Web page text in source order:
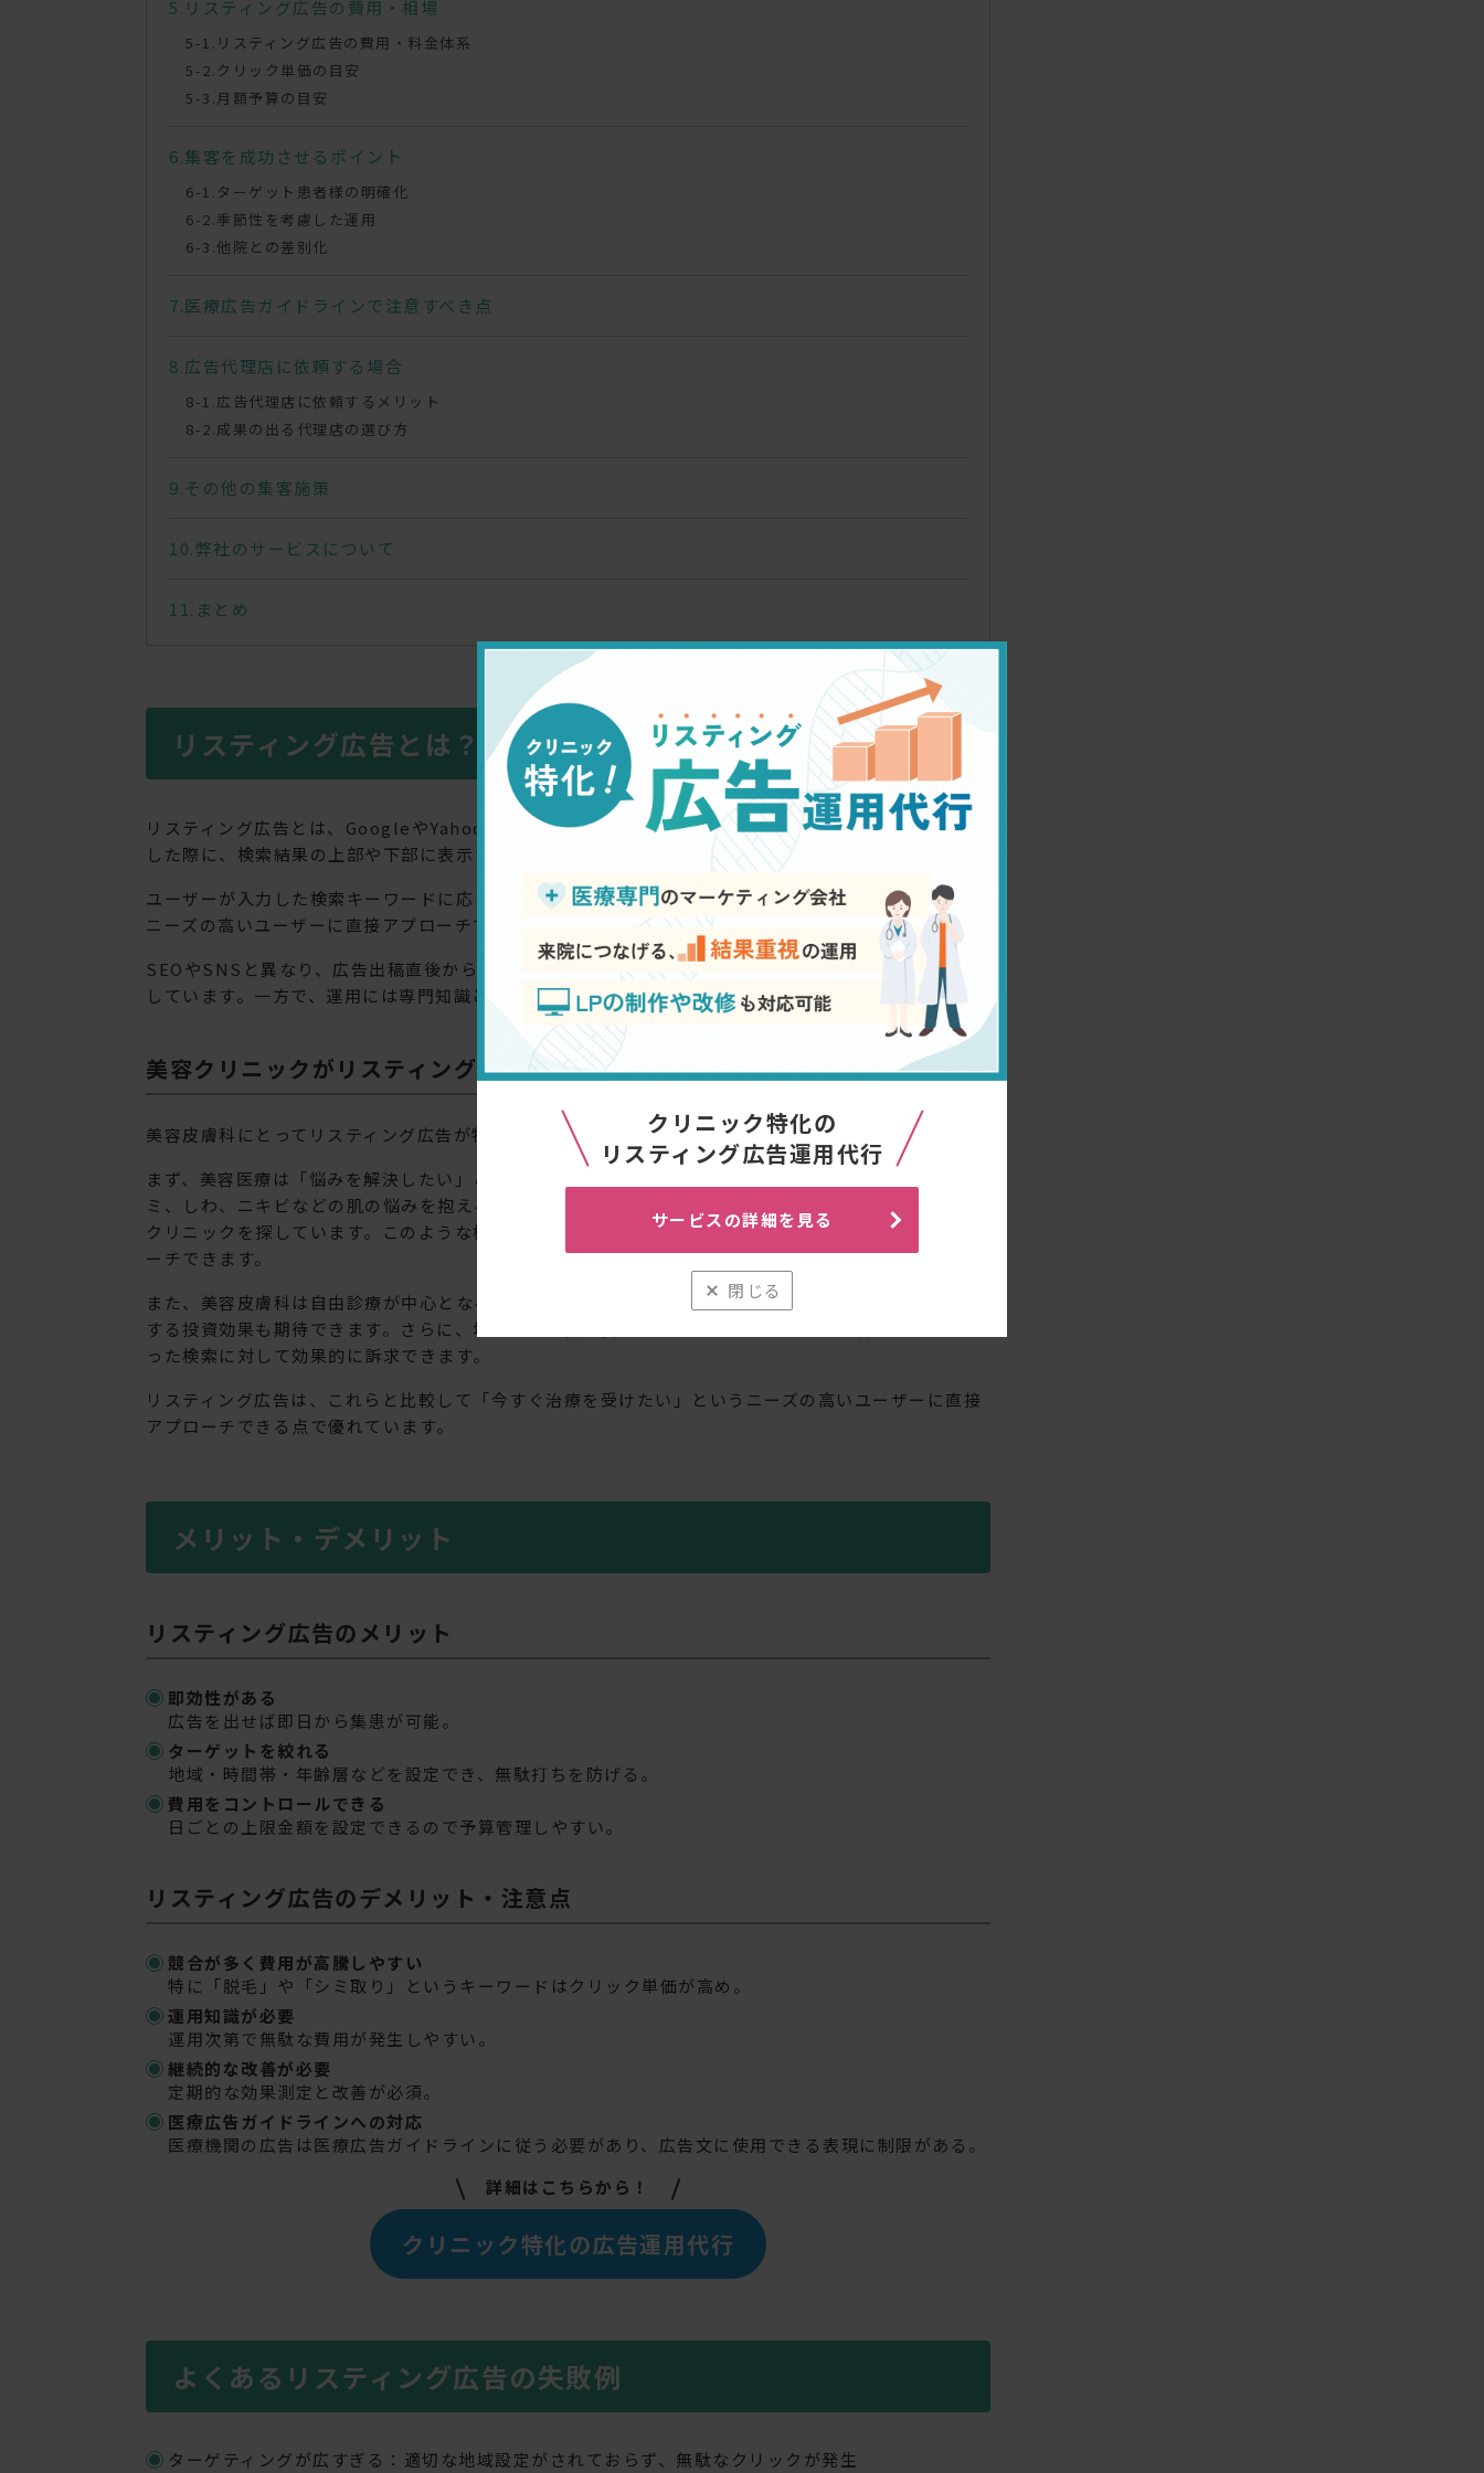
リスティング広告の費用・相場
リスティング広告の費用・料金体系
クリック単価の目安
月額予算の目安
集客を成功させるポイント
ターゲット患者様の明確化
季節性を考慮した運用
他院との差別化
医療広告ガイドラインで注意すべき点
広告代理店に依頼する場合
広告代理店に依頼するメリット
成果の出る代理店の選び方
その他の集客施策
弊社のサービスについて
まとめ
リスティング広告とは？
リスティング広告とは、GoogleやYahoo!などの検索エンジンで、ユーザーが特定のキーワードを検索
した際に、検索結果の上部や下部に表示される広告のことです。
ユーザーが入力した検索キーワードに応じて広告が表示されるため、「今すぐ治療を受けたい」 という
ニーズの高いユーザーに直接アプローチできる点で優れています。
SEOやSNSと異なり、広告出稿直後から結果が出やすいため、新規開院やキャンペーン施策の強化に適
しています。一方で、運用には専門知識と継続的な改善が不可欠です。
美容クリニックがリスティング広告を取り入れるべき理由
美容皮膚科にとってリスティング広告が特に有効な理由は以下の通りです。
まず、美容医療は「悩みを解決したい」という強い動機を持った患者様が多いことが挙げられます。シ
ミ、しわ、ニキビなどの肌の悩みを抱える方は、インターネットで積極的に情報収集を行い、治療法や
クリニックを探しています。このような検索行動に対して、リスティング広告は非常に効果的にアプロ
ーチできます。
また、美容皮膚科は自由診療が中心となるため、一人の患者様から得られる収益が高く、広告費用に対
する投資効果も期待できます。さらに、地域性も重要な要素となるため、「地域名＋美容皮膚科」とい
った検索に対して効果的に訴求できます。
リスティング広告は、これらと比較して「今すぐ治療を受けたい」というニーズの高いユーザーに直接
アプローチできる点で優れています。
メリット・デメリット
リスティング広告のメリット
即効性がある
広告を出せば即日から集患が可能。
ターゲットを絞れる
地域・時間帯・年齢層などを設定でき、無駄打ちを防げる。
費用をコントロールできる
日ごとの上限金額を設定できるので予算管理しやすい。
リスティング広告のデメリット・注意点
競合が多く費用が高騰しやすい
特に「脱毛」や「シミ取り」というキーワードはクリック単価が高め。
運用知識が必要
運用次第で無駄な費用が発生しやすい。
継続的な改善が必要
定期的な効果測定と改善が必須。
医療広告ガイドラインへの対応
医療機関の広告は医療広告ガイドラインに従う必要があり、広告文に使用できる表現に制限がある。
詳細はこちらから！
クリニック特化の広告運用代行
よくあるリスティング広告の失敗例
ターゲティングが広すぎる：適切な地域設定がされておらず、無駄なクリックが発生
クリニック特化の
リスティング広告運用代行
サービスの詳細を見る
閉じる